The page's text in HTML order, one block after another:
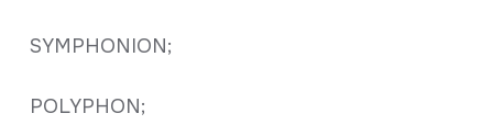
SYMPHONION;
POLYPHON;